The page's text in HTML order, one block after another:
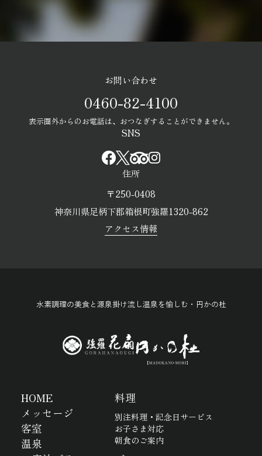
お問い合わせ
0460-82-4100
表示圏外からのお電話は、おつなぎすることができません。
SNS
住所
〒250-0408
神奈川県足柄下郡箱根町強羅1320-862
アクセス情報
水素調理の美食と源泉掛け流し温泉を愉しむ・円かの杜
HOME
メッセージ
客室
温泉
料理
別注料理・記念日サービス
お子さま対応
朝食のご案内